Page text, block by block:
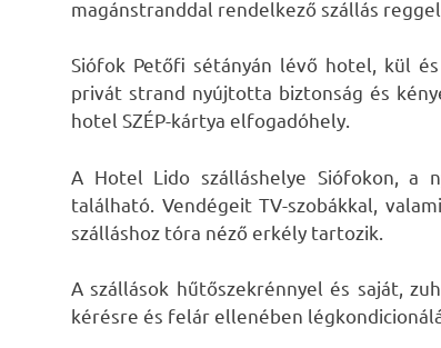
magánstranddal rendelkező szállás
Siófok Petőfi sétányán lévő hotel, kül
privát strand nyújtotta biztonság és
hotel SZÉP-kártya elfogadóhely.
A Hotel Lido szálláshelye Siófokon, a
található. Vendégeit TV-szobákkal,
szálláshoz tóra néző erkély tartozik.
A szállások hűtőszekrénnyel és saját,
kérésre és felár ellenében